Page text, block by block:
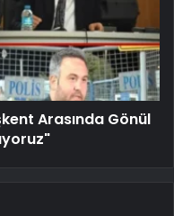
Arasında Gönül